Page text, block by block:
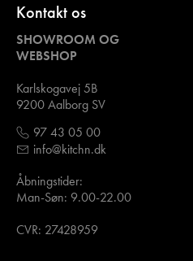
Kontakt os
SHOWROOM OG
WEBSHOP
Karlskogavej 5B
9200 Aalborg SV
97 43 05 00
info@kitchn.dk
Åbningstider:
Man-Søn: 9.00-22.00
CVR: 27428959